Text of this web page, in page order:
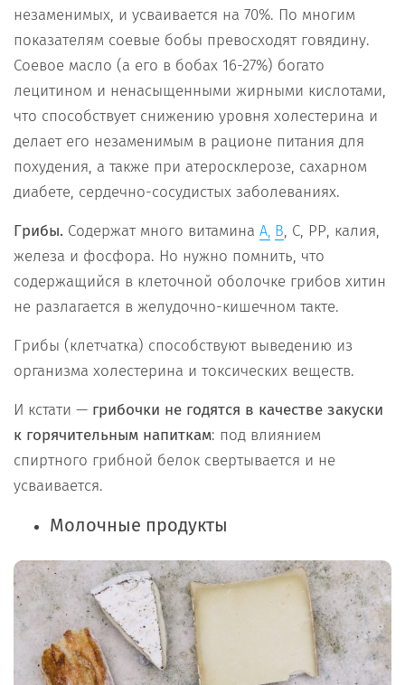
незаменимых, и усваивается на 70%. По многим
показателям соевые бобы превосходят говядину.
Соевое масло (а его в бобах 16-27%) богато
лецитином и ненасыщенными жирными кислотами,
что способствует снижению уровня холестерина и
делает его незаменимым в рационе питания для
похудения, а также при атеросклерозе, сахарном
диабете, сердечно-сосудистых заболеваниях.
Грибы. Содержат много витамина А, В, С, РР, калия,
железа и фосфора. Но нужно помнить, что
содержащийся в клеточной оболочке грибов хитин
не разлагается в желудочно-кишечном такте.
Грибы (клетчатка) способствуют выведению из
организма холестерина и токсических веществ.
И кстати — грибочки не годятся в качестве закуски
к горячительным напиткам: под влиянием
спиртного грибной белок свертывается и не
усваивается.
Молочные продукты